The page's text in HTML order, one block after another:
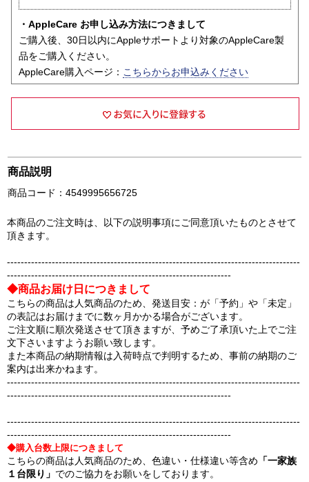
・AppleCare お申し込み方法につきまして
ご購入後、30日以内にAppleサポートより対象のAppleCare製
品をご購入ください。
AppleCare購入ページ： こちらからお申込みください
商品説明
商品コード：4549995656725
本商品のご注文時は、以下の説明事項にご同意頂いたものとさせて
頂きます。
-------------------------------------------------------------------------------------
-----------------------------------------------------------------
◆商品お届け日につきまして
こちらの商品は人気商品のため、発送目安：が「予約」や「未定」
の表記はお届けまでに数ヶ月かかる場合がございます。
ご注文順に順次発送させて頂きますが、予めご了承頂いた上でご注
文下さいますようお願い致します。
また本商品の納期情報は入荷時点で判明するため、事前の納期のご
案内は出来かねます。
-------------------------------------------------------------------------------------
-----------------------------------------------------------------
-------------------------------------------------------------------------------------
-----------------------------------------------------------------
◆購入台数上限につきまして
こちらの商品は人気商品のため、色違い・仕様違い等含め 「一家族
１台限り」 でのご協力をお願いをしております。